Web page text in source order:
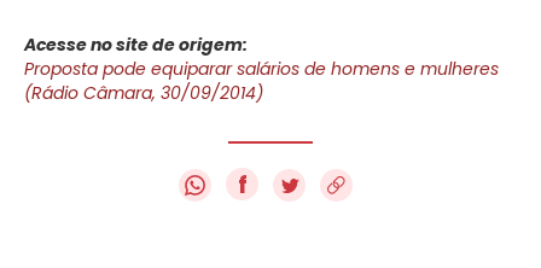
Acesse no site de origem:
Proposta pode equiparar salários de homens e mulheres
(Rádio Câmara, 30/09/2014)
f